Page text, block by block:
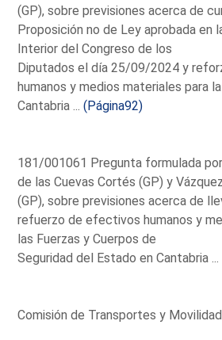
(GP), sobre previsiones acerca de
Proposición no de Ley aprobada en
Interior del Congreso de los
Diputados el día 25/09/2024 y
humanos y medios materiales para la
Cantabria ...(Página92)
181/001061 Pregunta formulada
de las Cuevas Cortés (GP) y
(GP), sobre previsiones acerca de
refuerzo de efectivos humanos y
las Fuerzas y Cuerpos de
Seguridad del Estado en Cantabria ...
Comisión de Transportes y